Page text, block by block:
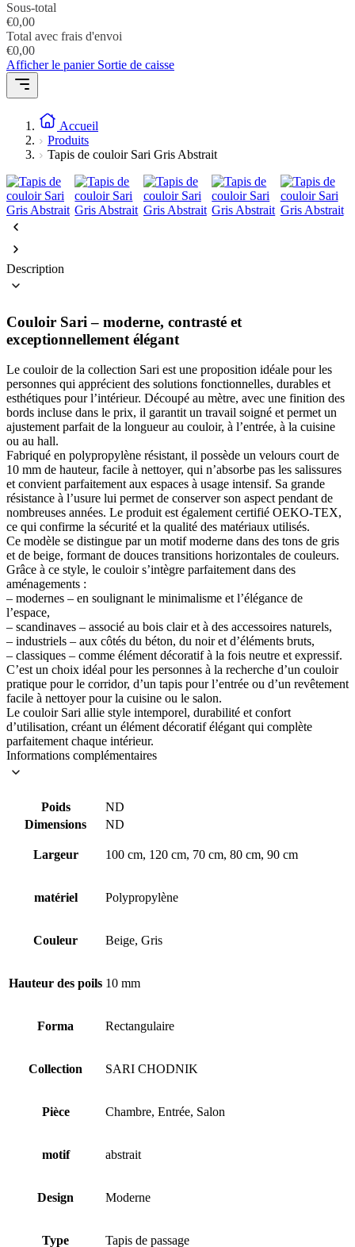
Sous-total
€0,00
Total avec frais d'envoi
€0,00
Afficher le panier Sortie de caisse
Accueil
Produits
Tapis de couloir Sari Gris Abstrait
Description
Couloir Sari – moderne, contrasté et
exceptionnellement élégant
Le couloir de la collection Sari est une proposition idéale pour les
personnes qui apprécient des solutions fonctionnelles, durables et
esthétiques pour l’intérieur. Découpé au mètre, avec une finition des
bords incluse dans le prix, il garantit un travail soigné et permet un
ajustement parfait de la longueur au couloir, à l’entrée, à la cuisine
ou au hall.
Fabriqué en polypropylène résistant, il possède un velours court de
10 mm de hauteur, facile à nettoyer, qui n’absorbe pas les salissures
et convient parfaitement aux espaces à usage intensif. Sa grande
résistance à l’usure lui permet de conserver son aspect pendant de
nombreuses années. Le produit est également certifié OEKO-TEX,
ce qui confirme la sécurité et la qualité des matériaux utilisés.
Ce modèle se distingue par un motif moderne dans des tons de gris
et de beige, formant de douces transitions horizontales de couleurs.
Grâce à ce style, le couloir s’intègre parfaitement dans des
aménagements :
– modernes – en soulignant le minimalisme et l’élégance de
l’espace,
– scandinaves – associé au bois clair et à des accessoires naturels,
– industriels – aux côtés du béton, du noir et d’éléments bruts,
– classiques – comme élément décoratif à la fois neutre et expressif.
C’est un choix idéal pour les personnes à la recherche d’un couloir
pratique pour le corridor, d’un tapis pour l’entrée ou d’un revêtement
facile à nettoyer pour la cuisine ou le salon.
Le couloir Sari allie style intemporel, durabilité et confort
d’utilisation, créant un élément décoratif élégant qui complète
parfaitement chaque intérieur.
Informations complémentaires
Poids
ND
Dimensions
ND
Largeur 100 cm, 120 cm, 70 cm, 80 cm, 90 cm
matériel Polypropylène
Couleur Beige, Gris
Hauteur des poils 10 mm
Forma Rectangulaire
Collection SARI CHODNIK
Pièce Chambre, Entrée, Salon
motif abstrait
Design Moderne
Type Tapis de passage